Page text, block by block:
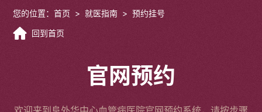
您的位置：首页 > 就医指南 > 预约挂号
回到首页
官网预约